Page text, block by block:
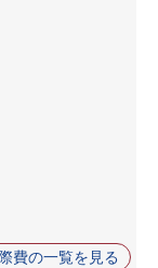
費の一覧を見る